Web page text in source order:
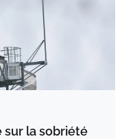
sur la sobriété